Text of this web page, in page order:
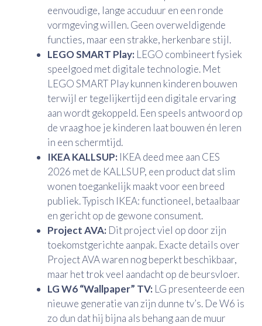
eenvoudige, lange accuduur en een ronde
vormgeving willen. Geen overweldigende
functies, maar een strakke, herkenbare stijl.
LEGO SMART Play: LEGO combineert fysiek
speelgoed met digitale technologie. Met
LEGO SMART Play kunnen kinderen bouwen
terwijl er tegelijkertijd een digitale ervaring
aan wordt gekoppeld. Een speels antwoord op
de vraag hoe je kinderen laat bouwen én leren
in een schermtijd.
IKEA KALLSUP: IKEA deed mee aan CES
2026 met de KALLSUP, een product dat slim
wonen toegankelijk maakt voor een breed
publiek. Typisch IKEA: functioneel, betaalbaar
en gericht op de gewone consument.
Project AVA: Dit project viel op door zijn
toekomstgerichte aanpak. Exacte details over
Project AVA waren nog beperkt beschikbaar,
maar het trok veel aandacht op de beursvloer.
LG W6 “Wallpaper” TV: LG presenteerde een
nieuwe generatie van zijn dunne tv’s. De W6 is
zo dun dat hij bijna als behang aan de muur